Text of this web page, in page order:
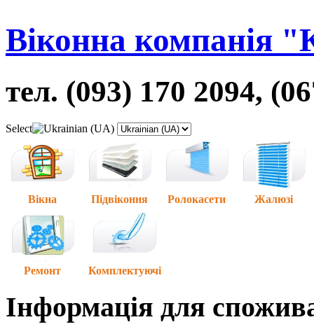
Віконна компанія
тел. (093) 170 2094,
Select
Вікна Підвіконня Ролокасети Жалюзі
Ремонт Комплектуючі
Інформація для